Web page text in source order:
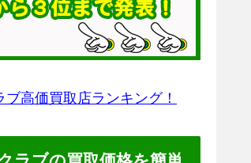
ブ高価買取店ランキング！